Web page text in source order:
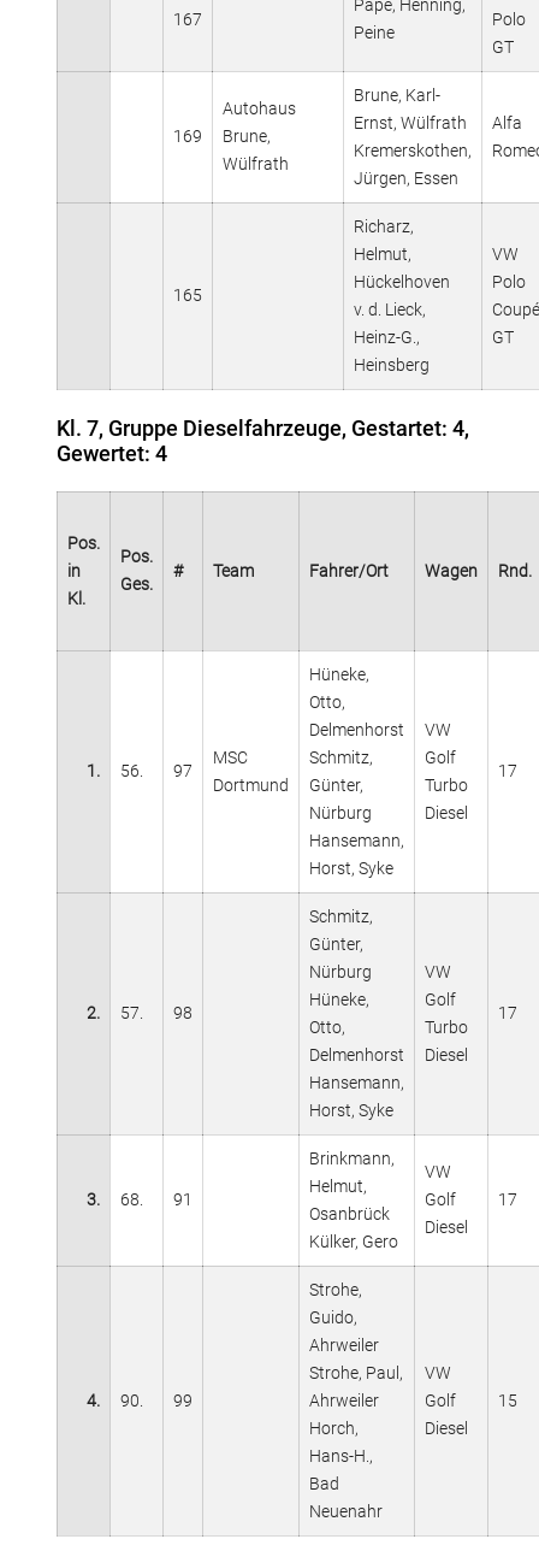
167
Pape, Henning,
Peine
Polo
GT
169
Autohaus
Brune,
Wülfrath
Brune, Karl-
Ernst, Wülfrath
Kremerskothen,
Jürgen, Essen
Alfa
165
Richarz,
Helmut,
Hückelhoven
v. d. Lieck,
Heinz-G.,
Heinsberg
VW
Polo
Coupé
GT
Kl. 7, Gruppe Dieselfahrzeuge, Gestartet: 4,
Gewertet: 4
Pos.
in
Kl.
Pos.
Ges.
# Team Fahrer/Ort Wagen Rnd.
1. 56. 97
MSC
Dortmund
Hüneke,
Otto,
Delmenhorst
Schmitz,
Günter,
Nürburg
Hansemann,
Horst, Syke
VW
Golf
Turbo
Diesel
17
2. 57. 98
Schmitz,
Günter,
Nürburg
Hüneke,
Otto,
Delmenhorst
Hansemann,
Horst, Syke
VW
Golf
Turbo
Diesel
17
3. 68. 91
Brinkmann,
Helmut,
Osanbrück
Külker, Gero
VW
Golf
Diesel
17
4. 90. 99
Strohe,
Guido,
Ahrweiler
Strohe, Paul,
Ahrweiler
Horch,
Hans-H.,
Bad
Neuenahr
VW
Golf
Diesel
15